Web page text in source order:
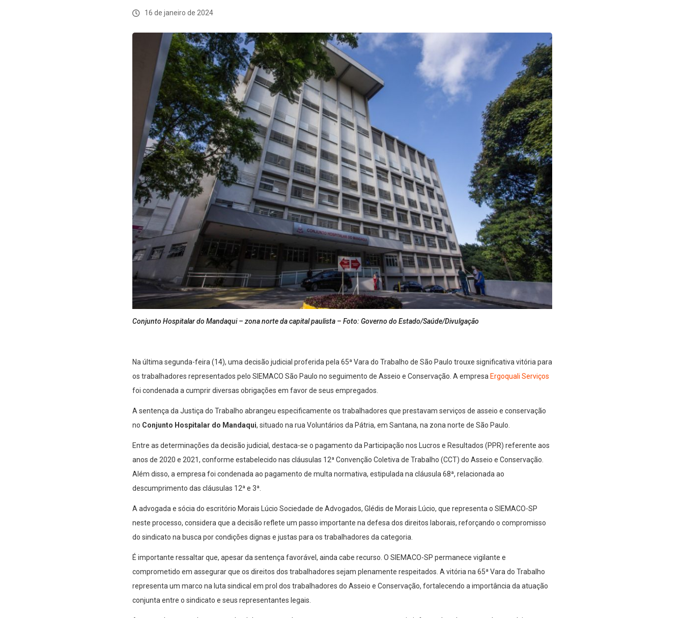
16 de janeiro de 2024
Conjunto Hospitalar do Mandaqui – zona norte da capital paulista – Foto: Governo do Estado/Saúde/Divulgação
Na última segunda-feira (14), uma decisão judicial proferida pela 65ª Vara do Trabalho de São Paulo trouxe significativa vitória para
os trabalhadores representados pelo SIEMACO São Paulo no seguimento de Asseio e Conservação. A empresa Ergoquali Serviços
foi condenada a cumprir diversas obrigações em favor de seus empregados.
A sentença da Justiça do Trabalho abrangeu especificamente os trabalhadores que prestavam serviços de asseio e conservação
no Conjunto Hospitalar do Mandaqui, situado na rua Voluntários da Pátria, em Santana, na zona norte de São Paulo.
Entre as determinações da decisão judicial, destaca-se o pagamento da Participação nos Lucros e Resultados (PPR) referente aos
anos de 2020 e 2021, conforme estabelecido nas cláusulas 12ª Convenção Coletiva de Trabalho (CCT) do Asseio e Conservação.
Além disso, a empresa foi condenada ao pagamento de multa normativa, estipulada na cláusula 68ª, relacionada ao
descumprimento das cláusulas 12ª e 3ª.
A advogada e sócia do escritório Morais Lúcio Sociedade de Advogados, Glédis de Morais Lúcio, que representa o SIEMACO-SP
neste processo, considera que a decisão reflete um passo importante na defesa dos direitos laborais, reforçando o compromisso
do sindicato na busca por condições dignas e justas para os trabalhadores da categoria.
É importante ressaltar que, apesar da sentença favorável, ainda cabe recurso. O SIEMACO-SP permanece vigilante e
comprometido em assegurar que os direitos dos trabalhadores sejam plenamente respeitados. A vitória na 65ª Vara do Trabalho
representa um marco na luta sindical em prol dos trabalhadores do Asseio e Conservação, fortalecendo a importância da atuação
conjunta entre o sindicato e seus representantes legais.